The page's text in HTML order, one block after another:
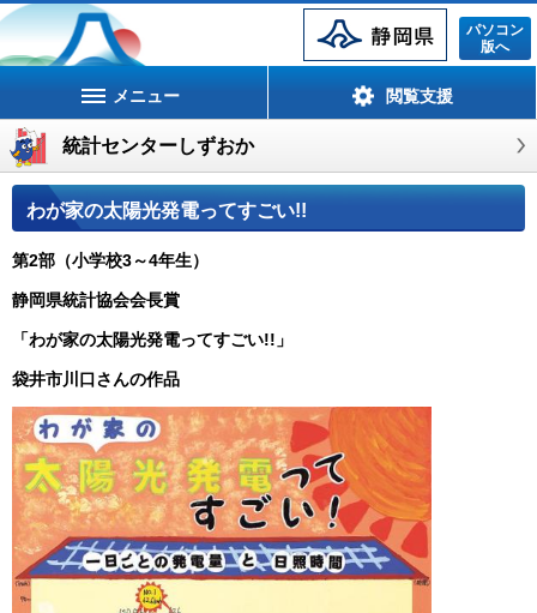
静岡県
パソコン
版へ
メニュー 閲覧支援
統計センターしずおか
わが家の太陽光発電ってすごい!!
第2部（小学校3～4年生）
静岡県統計協会会長賞
「わが家の太陽光発電ってすごい!!」
袋井市川口さんの作品